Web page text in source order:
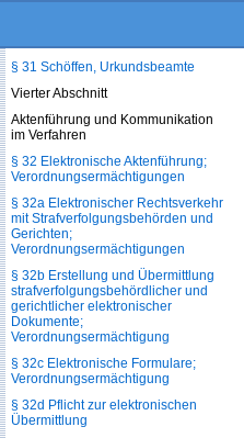
§ 31 Schöffen, Urkundsbeamte
Vierter Abschnitt
Aktenführung und Kommunikation
im Verfahren
§ 32 Elektronische Aktenführung;
Verordnungsermächtigungen
§ 32a Elektronischer Rechtsverkehr
mit Strafverfolgungsbehörden und
Gerichten;
Verordnungsermächtigungen
§ 32b Erstellung und Übermittlung
strafverfolgungsbehördlicher und
gerichtlicher elektronischer
Dokumente;
Verordnungsermächtigung
§ 32c Elektronische Formulare;
Verordnungsermächtigung
§ 32d Pflicht zur elektronischen
Übermittlung